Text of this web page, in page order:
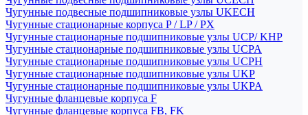
Чугунные подвесные подшипниковые узлы UKECH
Чугунные стационарные корпуса P / LP / PX
Чугунные стационарные подшипниковые узлы UCP/ KHP
Чугунные стационарные подшипниковые узлы UCPA
Чугунные стационарные подшипниковые узлы UCPH
Чугунные стационарные подшипниковые узлы UKP
Чугунные стационарные подшипниковые узлы UKPA
Чугунные фланцевые корпуса F
Чугунные фланцевые корпуса FB, FK